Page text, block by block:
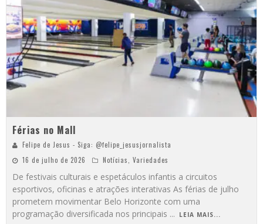
Férias no Mall
Felipe de Jesus - Siga: @felipe_jesusjornalista
16 de julho de 2026
Notícias Variedades
De festivais culturais e espetáculos infantis a circuitos
esportivos, oficinas e atrações interativas As férias de julho
prometem movimentar Belo Horizonte com uma
programação diversificada nos principais ... LEIA MAIS...